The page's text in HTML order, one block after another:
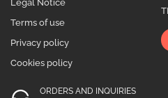
Legal Notice
Terms of use
Privacy policy
Cookies policy
ORDERS AND INQUIRIES